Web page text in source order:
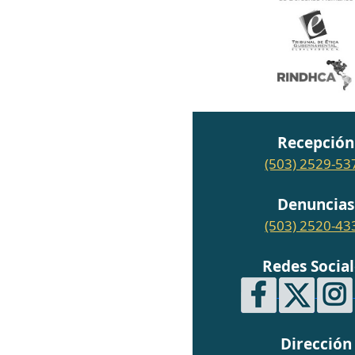
Recepción
(503) 2529-
Denuncias
(503) 2520-
Redes
Dirección